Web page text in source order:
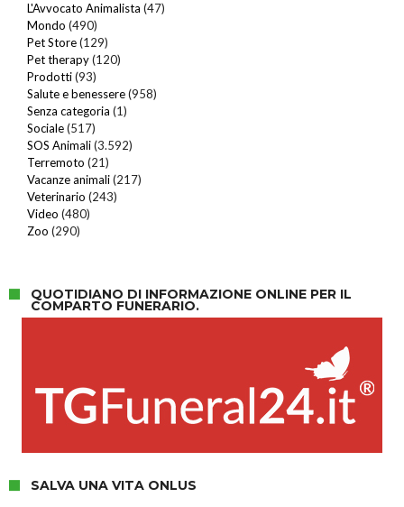
L'Avvocato Animalista (47)
Mondo (490)
Pet Store(129)
Pet therapy(120)
Prodotti(93)
Salute e benessere(958)
Senza categoria (1)
Sociale(517)
SOS Animali(3.592)
Terremoto (21)
Vacanze animali(217)
Veterinario (243)
Video (480)
Zoo (290)
QUOTIDIANO DI INFORMAZIONE ONLINE PER IL
COMPARTO FUNERARIO.
SALVA UNA VITA ONLUS